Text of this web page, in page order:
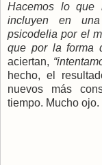
Hacemos lo
incluyen en una
psicodelia por el
que por la forma
aciertan,
hecho, el
nuevos más
tiempo. Mucho ojo.